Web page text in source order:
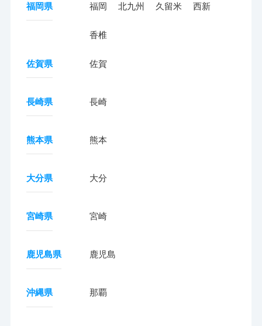
福岡県 福岡 北九州 久留米 西新
香椎
佐賀県 佐賀
長崎県 長崎
熊本県 熊本
大分県 大分
宮崎県 宮崎
鹿児島県 鹿児島
沖縄県 那覇